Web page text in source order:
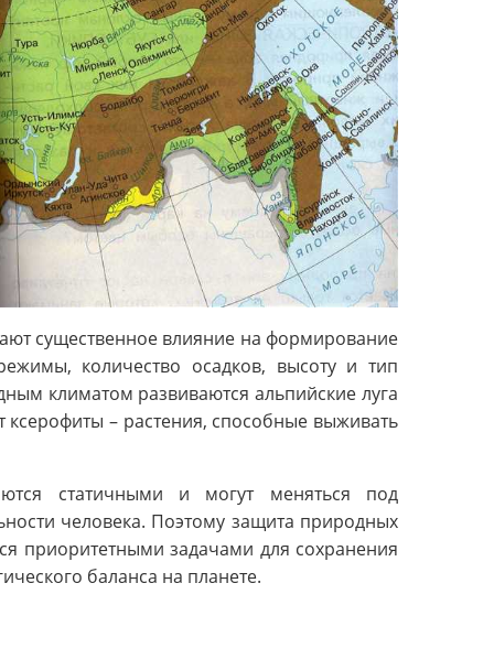
существенное влияние на формирование
количество осадков, высоту и тип
климатом развиваются альпийские луга
– растения, способные выживать
статичными и могут меняться под
человека. Поэтому защита природных
приоритетными задачами для сохранения
баланса на планете.